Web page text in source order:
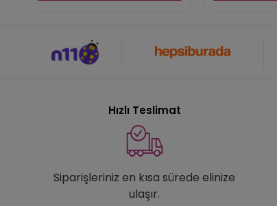
Hızlı Teslimat
Siparişleriniz en kısa sürede elinize
ulaşır.